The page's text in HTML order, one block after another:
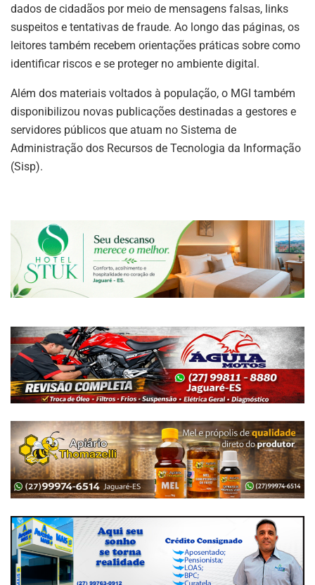
dados de cidadãos por meio de mensagens falsas, links
suspeitos e tentativas de fraude. Ao longo das páginas, os
leitores também recebem orientações práticas sobre como
identificar riscos e se proteger no ambiente digital.
Além dos materiais voltados à população, o MGI também
disponibilizou novas publicações destinadas a gestores e
servidores públicos que atuam no Sistema de
Administração dos Recursos de Tecnologia da Informação
(Sisp).